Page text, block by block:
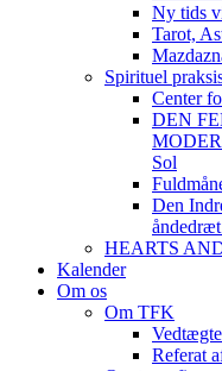
Ny tids
Tarot,
Spirituel
Center
DEN
Sol
Den
HEARTS
Kalender
Om os
Om TFK
Referat